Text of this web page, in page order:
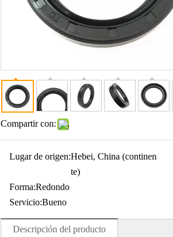
Compartir con:
Lugar de origen:Hebei, China (continen
te)
Forma:Redondo
Servicio:Bueno
Descripción del producto